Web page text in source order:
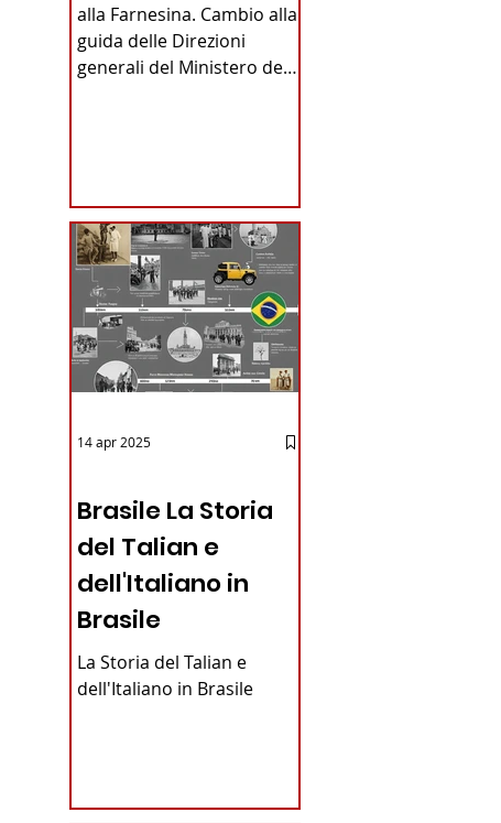
alla Farnesina. Cambio alla
guida delle Direzioni
generali del Ministero degli
proposte dal ministro
Antonio Tajani . NUOVA
DIREZIONE GENERALE
DELLA FARNESINA
Brasile La Storia
del Talian e
dell'Italiano in
Brasile
La Storia del Talian e
dell'Italiano in Brasile
14 apr 2025